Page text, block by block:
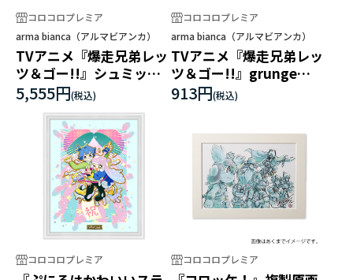
コロコロプレミア
arma bianca（アルマビアンカ）
TVアニメ『爆走兄弟レッ
ツ＆ゴー!!』シュミット&
エーリッヒ grunge
CANVAS キャンバスボー
5,555円
コロコロプレミア
arma bianca（アルマビアンカ）
TVアニメ『爆走兄弟レッ
ツ＆ゴー!!』grunge
CANVAS A3マット加工ポ
スター
913円
コロコロプレミア コロコロプレミア